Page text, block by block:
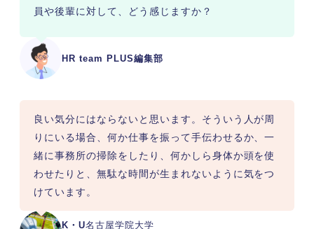
HR team PLUS編集部
員や後輩に対して、どう感じますか？
K・U名古屋学院大学
良い気分にはならないと思います。そういう人が周
りにいる場合、何か仕事を振って手伝わせるか、一
緒に事務所の掃除をしたり、何かしら身体か頭を使
わせたりと、無駄な時間が生まれないように気をつ
けています。